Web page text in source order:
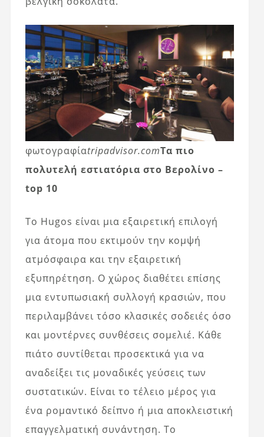
φωτογραφίαtripadvisor.comΤα πιο
πολυτελή εστιατόρια στο Βερολίνο –
top 10
Το Hugos είναι μια εξαιρετική επιλογή
για άτομα που εκτιμούν την κομψή
ατμόσφαιρα και την εξαιρετική
εξυπηρέτηση. Ο χώρος διαθέτει επίσης
μια εντυπωσιακή συλλογή κρασιών, που
περιλαμβάνει τόσο κλασικές σοδειές όσο
και μοντέρνες συνθέσεις σομελιέ. Κάθε
πιάτο συντίθεται προσεκτικά για να
αναδείξει τις μοναδικές γεύσεις των
συστατικών. Είναι το τέλειο μέρος για
ένα ρομαντικό δείπνο ή μια αποκλειστική
επαγγελματική συνάντηση. Το